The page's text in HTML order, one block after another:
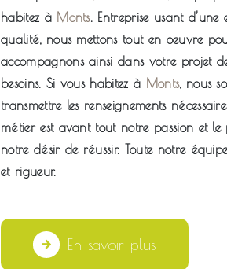
habitez à Monts. Entreprise usant
qualité, nous mettons tout en oeuvre
accompagnons ainsi dans votre projet
besoins. Si vous habitez à Monts, nous
transmettre les renseignements
métier est avant tout notre passion et
notre désir de réussir. Toute notre
et rigueur.
En savoir plus